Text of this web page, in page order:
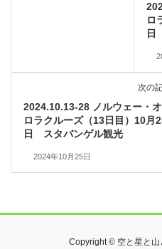
ロ
日
次の
2024.10.13-28 ノルウェー・
ロラクルーズ（13日目）10月
日 スタバンゲル観光
2024年10月25日
Copyright © 空と星と